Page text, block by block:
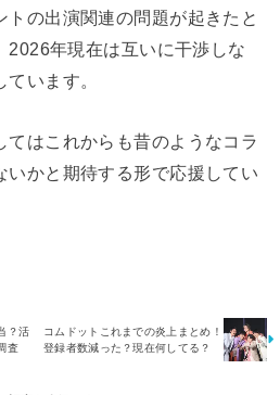
トの出演関連の問題が起きたと
2026年現在は互いに干渉しな
います。
てはこれからも昔のようなコラ
いかと期待する形で応援してい
？活
査
コムドットこれまでの炎上まとめ！
登録者数減った？現在何してる？